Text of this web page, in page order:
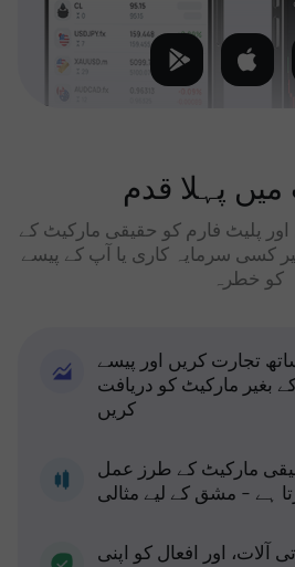
پہلا قدم
اور پلیٹ فارم کو حقیقی مارکیٹ کے
کسی سرمایہ کاری یا آپ کے پیسے
کو خطرہ
تجارت کریں اور پیسے
بغیر مارکیٹ کو دریافت
کریں
مارکیٹ کے طرز عمل
ہے - مشق کے لیے مثالی
آلات، اور افعال کو اپنی